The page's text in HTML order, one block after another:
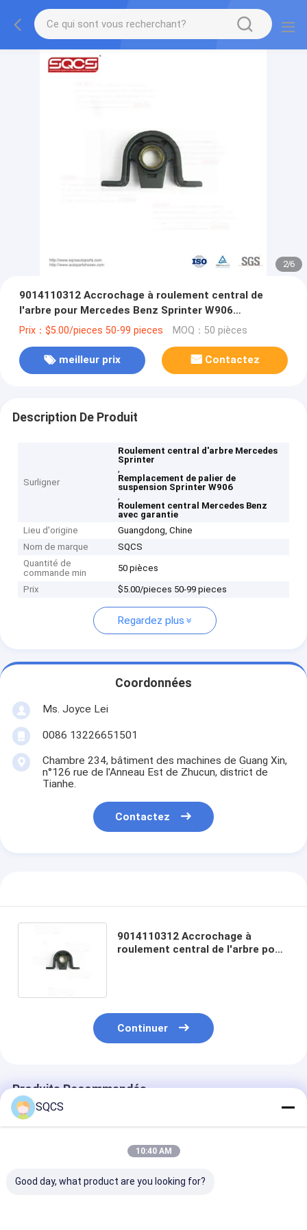
2/6
9014110312 Accrochage à roulement central de
l'arbre pour Mercedes Benz Sprinter W906
Remplacement
Prix：$5.00/pieces 50-99 pieces MOQ：50 pièces
meilleur prix Contactez
Description De Produit
Surligner
Roulement central d'arbre Mercedes
Sprinter
,
Remplacement de palier de
suspension Sprinter W906
,
Roulement central Mercedes Benz
avec garantie
Lieu d'origine
Guangdong, Chine
Nom de marque
SQCS
Quantité de
commande min
50 pièces
Prix $5.00/pieces 50-99 pieces
Regardez plus
Coordonnées
Ms. Joyce Lei
0086 13226651501
Chambre 234, bâtiment des machines de Guang Xin,
n°126 rue de l'Anneau Est de Zhucun, district de
Tianhe.
Contactez
9014110312 Accrochage à
roulement central de l'arbre pour
Continuer
Produits Recommandés
SQCS
10:40 AM
Good day, what product are you looking for?